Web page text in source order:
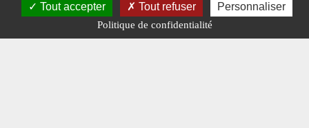
Tout accepter Tout refuser Personnaliser
Politique de confidentialité